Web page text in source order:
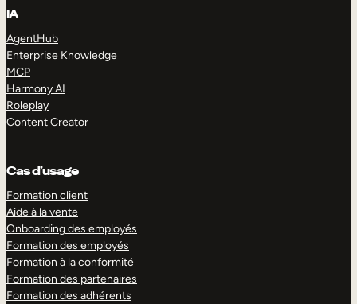
IA
AgentHub
Enterprise Knowledge
MCP
Harmony AI
Roleplay
Content Creator
Cas d’usage
Formation client
Aide à la vente
Onboarding des employés
Formation des employés
Formation à la conformité
Formation des partenaires
Formation des adhérents